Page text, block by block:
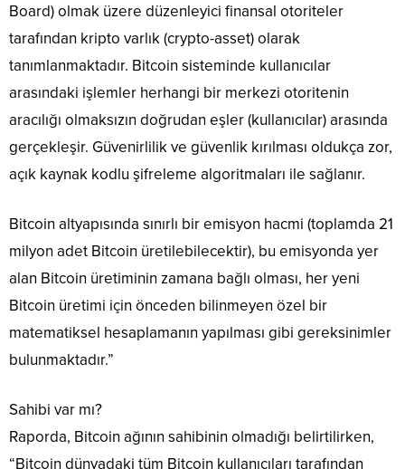
Board) olmak üzere düzenleyici finansal otoriteler
tarafından kripto varlık (crypto-asset) olarak
tanımlanmaktadır. Bitcoin sisteminde kullanıcılar
arasındaki işlemler herhangi bir merkezi otoritenin
aracılığı olmaksızın doğrudan eşler (kullanıcılar) arasında
gerçekleşir. Güvenirlilik ve güvenlik kırılması oldukça zor,
açık kaynak kodlu şifreleme algoritmaları ile sağlanır.
Bitcoin altyapısında sınırlı bir emisyon hacmi (toplamda 21
milyon adet Bitcoin üretilebilecektir), bu emisyonda yer
alan Bitcoin üretiminin zamana bağlı olması, her yeni
Bitcoin üretimi için önceden bilinmeyen özel bir
matematiksel hesaplamanın yapılması gibi gereksinimler
bulunmaktadır.”
Sahibi var mı?
Raporda, Bitcoin ağının sahibinin olmadığı belirtilirken,
“Bitcoin dünyadaki tüm Bitcoin kullanıcıları tarafından